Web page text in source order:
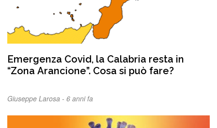
Emergenza Covid, la Calabria resta in
“Zona Arancione”. Cosa si può fare?
Giuseppe Larosa - 6 anni fa